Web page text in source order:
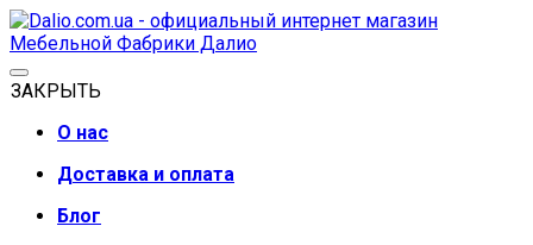
ЗАКРЫТЬ
О нас
Доставка и оплата
Блог